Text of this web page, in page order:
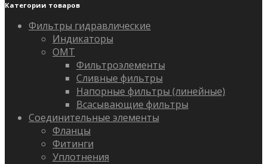
Категории товаров
Фильтры гидравлические
Индикаторы
OMT
Фильтроэлементы
Сливные фильтры
Напорные фильтры (линейные)
Всасывающие фильтры
Соединительные элементы
Фланцы
Фитинги
Уплотнения